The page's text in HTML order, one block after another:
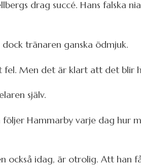
drag succé. Hans falska
tränaren ganska ödmjuk.
Men det är klart att det blir
själv.
Hammarby varje dag hur
också idag, är otrolig. Att han